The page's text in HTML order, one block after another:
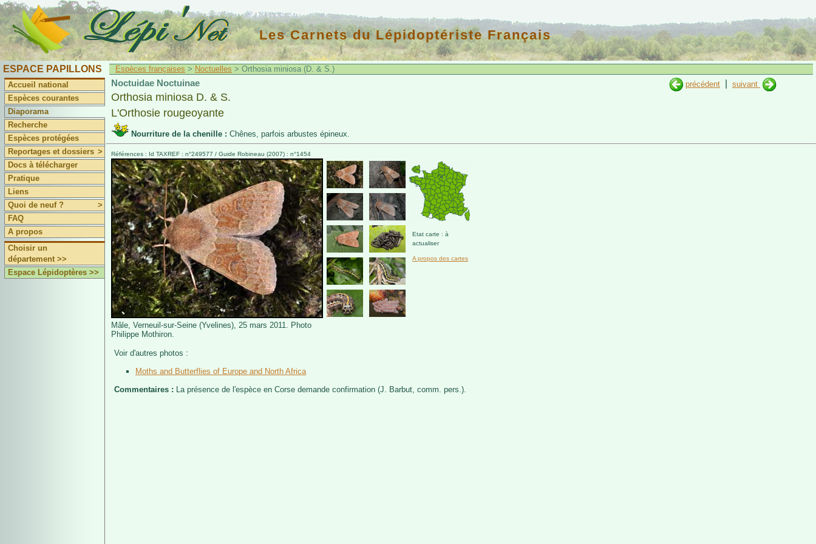
Les Carnets du Lépidoptériste Français
ESPACE PAPILLONS
Accueil national
Espèces courantes
Diaporama
Recherche
Espèces protégées
Reportages et dossiers >
Docs à télécharger
Pratique
Liens
Quoi de neuf ?
>
FAQ
A propos
Choisir un
département >>
Espace Lépidoptères >>
Espèces françaises > Noctuelles > Orthosia miniosa (D. & S.)
précédent
suivant
Noctuidae Noctuinae
Orthosia miniosa D. & S.
L'Orthosie rougeoyante
Nourriture de la chenille : Chênes, parfois arbustes épineux.
Références : Id TAXREF : n°249577 / Guide Robineau (2007) : n°1454
Mâle, Verneuil-sur-Seine (Yvelines), 25 mars 2011. Photo
Philippe Mothiron.
Etat carte : à
actualiser
A propos des cartes
Voir d'autres photos :
Moths and Butterflies of Europe and North Africa
Commentaires : La présence de l'espèce en Corse demande confirmation (J. Barbut, comm. pers.).